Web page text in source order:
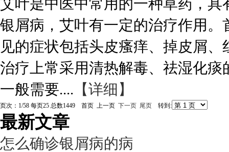
艾叶是中医中常用的一种草药，
银屑病，艾叶有一定的治疗作用
见的症状包括头皮瘙痒、掉皮屑
治疗上常采用清热解毒、祛湿化
一般需要.... 【详细】
页次：1/58 每页25 总数1449 首页 上一页 下一页 尾页 转到:
最新文章
怎么确诊银屑病的病